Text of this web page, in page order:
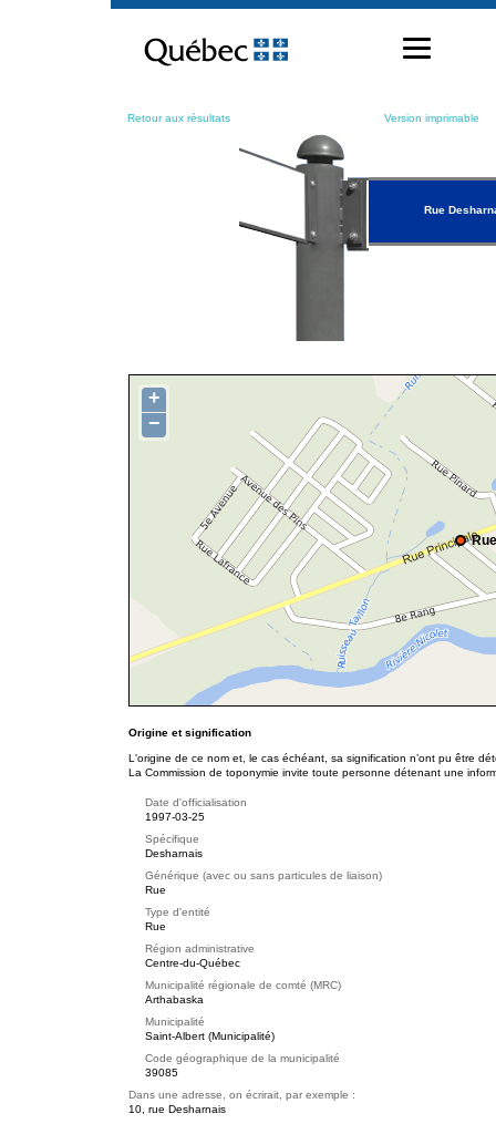
contenu
Retour aux résultats Version imprimable
Rue
+
−
Origine et signification
L'origine de ce nom et, le cas échéant, sa signification n’ont pu être
La Commission de toponymie invite toute personne détenant une
Date d'officialisation
1997-03-25
Spécifique
Desharnais
Générique (avec ou sans particules de liaison)
Rue
Type d'entité
Rue
Région administrative
Centre-du-Québec
Municipalité régionale de comté (MRC)
Arthabaska
Municipalité
Saint-Albert (Municipalité)
Code géographique de la municipalité
39085
Dans une adresse, on écrirait, par exemple :
10, rue Desharnais